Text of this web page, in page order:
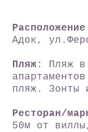
Расположение
Адок,
Пляж : Пляж
пляж. Зонты
Ресторан/
50м от